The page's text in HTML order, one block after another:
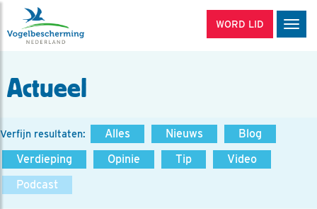
WORD LID
Actueel
Verfijn resultaten: Alles Nieuws
Blog
Verdieping
Opinie Tip
Video
Podcast